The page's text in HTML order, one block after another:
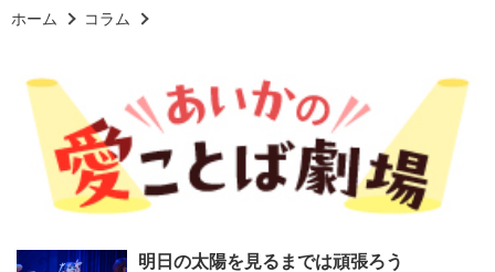
ホーム コラム
明日の太陽を見るまでは頑張ろう